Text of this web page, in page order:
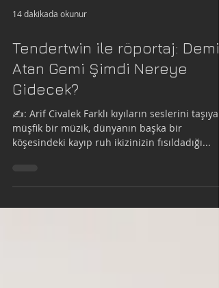
14 dakikada okunur
Tendertwin ile röportaj: Demir
Atan Gemi Şimdi Nereye
Gidecek?
✍️: Arif Civalek Farklı kıyıların seslerini taşıyan